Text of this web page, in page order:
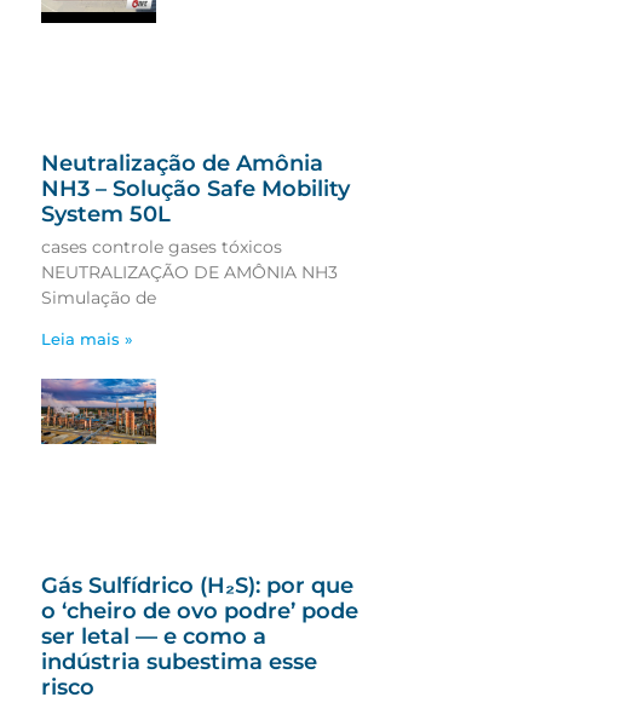
Neutralização de Amônia
NH3 – Solução Safe Mobility
System 50L
cases controle gases tóxicos
NEUTRALIZAÇÃO DE AMÔNIA NH3
Simulação de
Leia mais »
Gás Sulfídrico (H₂S): por que
o ‘cheiro de ovo podre’ pode
ser letal — e como a
indústria subestima esse
risco